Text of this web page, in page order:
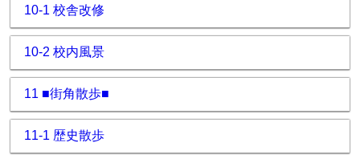
10-1 校舎改修
10-2 校内風景
11 ■街角散歩■
11-1 歴史散歩